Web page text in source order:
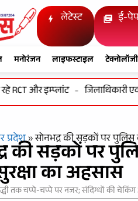
लेटेस्ट ई-
मनोरंजन लाइफस्टाइल टेक्नोलॉजी
और इम्प्लांट - जिलाधिकारी एवं
प्रदेश»​सोनभद्र की सड़कों पर पुलिस
की सड़कों पर
का अहसास
तक चप्पे-चप्पे पर नजर; संदिग्धों की